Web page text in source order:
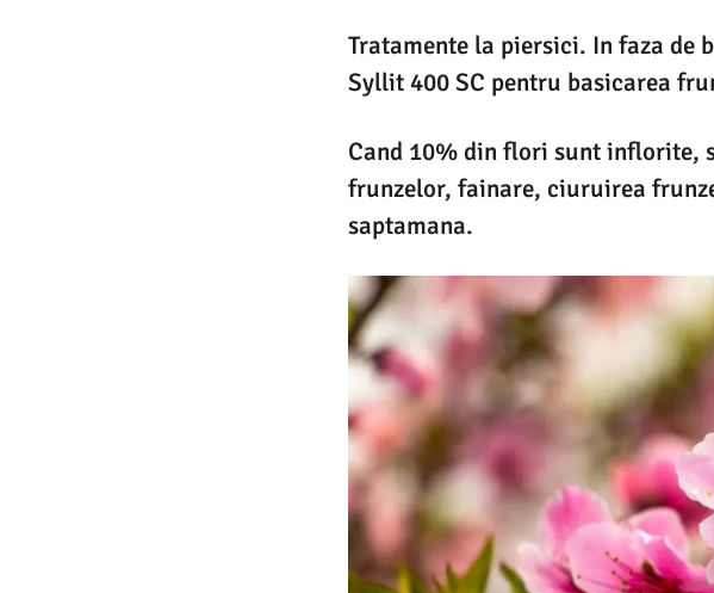
Tratamente la piersici. In faza de
Syllit 400 SC pentru basicarea
Cand 10% din flori sunt inflorite,
frunzelor, fainare, ciuruirea
saptamana.